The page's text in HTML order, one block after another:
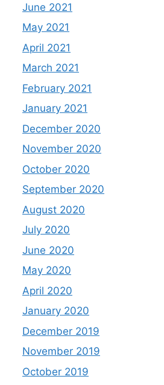
June 2021
May 2021
April 2021
March 2021
February 2021
January 2021
December 2020
November 2020
October 2020
September 2020
August 2020
July 2020
June 2020
May 2020
April 2020
January 2020
December 2019
November 2019
October 2019